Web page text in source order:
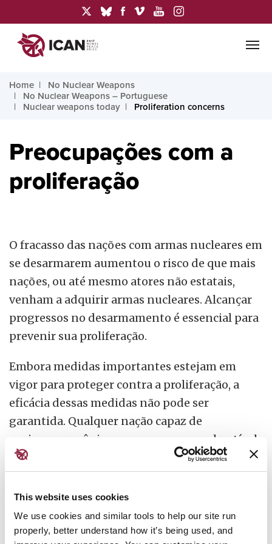
This website uses cookies
We use cookies and similar tools to help our site run
properly, better understand how it’s being used, and
Home
No Nuclear Weapons
No Nuclear Weapons – Portuguese
Nuclear weapons today
Proliferation concerns
Preocupações com a
proliferação
O fracasso das nações com armas nucleares em
se desarmarem aumentou o risco de que mais
nações, ou até mesmo atores não estatais,
venham a adquirir armas nucleares. Alcançar
progressos no desarmamento é essencial para
prevenir sua proliferação.
Embora medidas importantes estejam em
vigor para proteger contra a proliferação, a
eficácia dessas medidas não pode ser
garantida. Qualquer nação capaz de
enriquecer urânio ou reprocessar combustível
nuclear usado para produzir plutônio poderia,
teoricamente, desenvolver uma arma nuclear
em questão de meses.
África do Sul, Israel, Índia, Paquistão e Coreia